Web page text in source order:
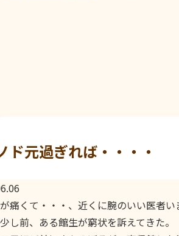
ド元過ぎれば・・・・
が痛くて・・・、近くに腕のいい医者い
し前、ある館生が窮状を訴えてきた。